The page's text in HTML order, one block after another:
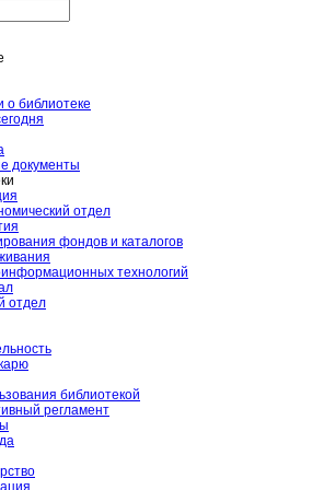
о библиотеке
документы
отдел
фондов и каталогов
технологий
отдел
библиотекой
регламент